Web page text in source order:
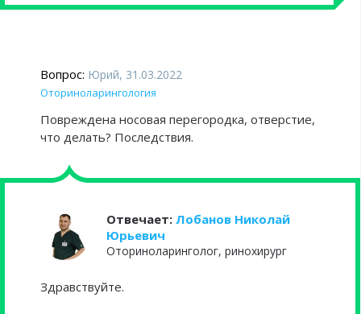
Вопрос: Юрий, 31.03.2022
Оториноларингология
Повреждена носовая перегородка, отверстие,
что делать? Последствия.
Отвечает: Лобанов Николай
Юрьевич
Оториноларинголог, ринохирург
Здравствуйте.